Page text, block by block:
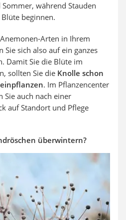
während Stauden
beginnen.
Arten in Ihrem
Sie sich also auf ein ganzes
Damit Sie die Blüte im
sollten Sie die Knolle schon
. Im Pflanzencenter
Sie auch nach einer
auf Standort und Pflege
überwintern?